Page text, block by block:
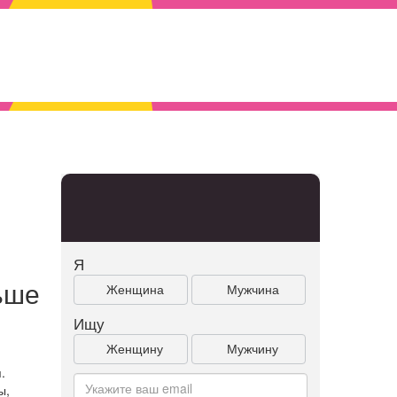
Я
Женщина Мужчина
Ищу
Женщину Мужчину